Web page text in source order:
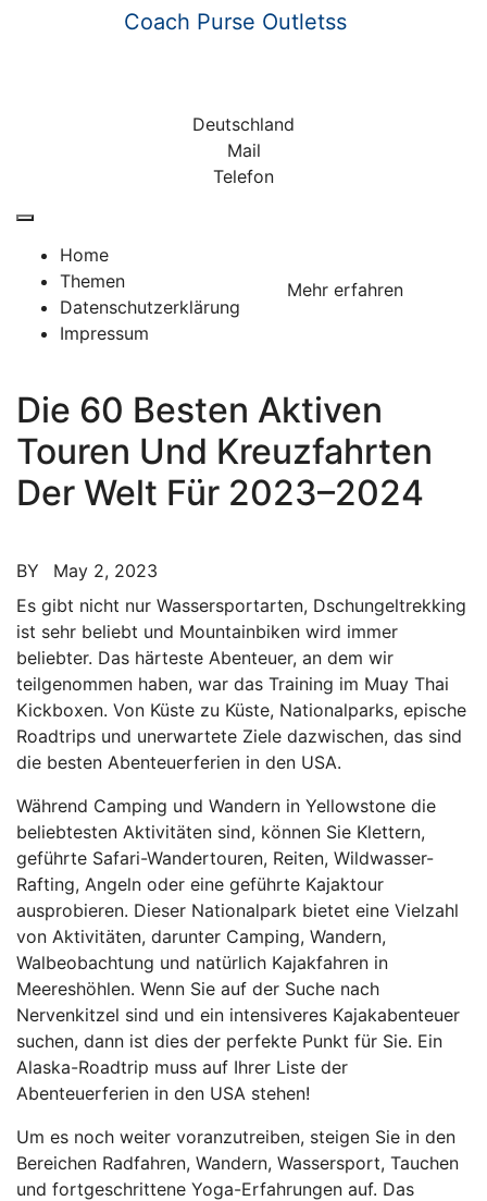
Coach Purse Outletss
Deutschland
Mail
Telefon
Home
Themen
Datenschutzerklärung
Impressum
Mehr erfahren
Die 60 Besten Aktiven
Touren Und Kreuzfahrten
Der Welt Für 2023–2024
BY
May 2, 2023
Es gibt nicht nur Wassersportarten, Dschungeltrekking
ist sehr beliebt und Mountainbiken wird immer
beliebter. Das härteste Abenteuer, an dem wir
teilgenommen haben, war das Training im Muay Thai
Kickboxen. Von Küste zu Küste, Nationalparks, epische
Roadtrips und unerwartete Ziele dazwischen, das sind
die besten Abenteuerferien in den USA.
Während Camping und Wandern in Yellowstone die
beliebtesten Aktivitäten sind, können Sie Klettern,
geführte Safari-Wandertouren, Reiten, Wildwasser-
Rafting, Angeln oder eine geführte Kajaktour
ausprobieren. Dieser Nationalpark bietet eine Vielzahl
von Aktivitäten, darunter Camping, Wandern,
Walbeobachtung und natürlich Kajakfahren in
Meereshöhlen. Wenn Sie auf der Suche nach
Nervenkitzel sind und ein intensiveres Kajakabenteuer
suchen, dann ist dies der perfekte Punkt für Sie. Ein
Alaska-Roadtrip muss auf Ihrer Liste der
Abenteuerferien in den USA stehen!
Um es noch weiter voranzutreiben, steigen Sie in den
Bereichen Radfahren, Wandern, Wassersport, Tauchen
und fortgeschrittene Yoga-Erfahrungen auf. Das